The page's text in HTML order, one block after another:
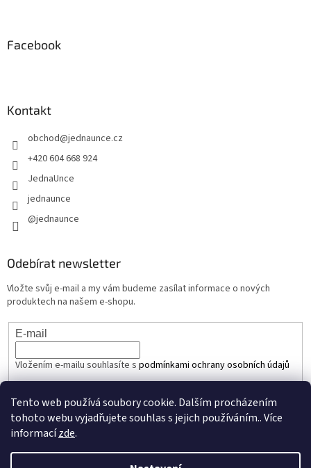
Tento web používá soubory cookie. Dalším procházením
tohoto webu vyjadřujete souhlas s jejich používáním.. Více
informacízde.
Facebook
Kontakt
obchod@jednaunce.cz
+420 604 668 924
JednaUnce
jednaunce
@jednaunce
Odebírat newsletter
Vložte svůj e-mail a my vám budeme zasílat informace o nových
produktech na našem e-shopu.
E-mail
Vložením e-mailu souhlasíte s podmínkami ochrany osobních údajů
PŘIHLÁSIT SE